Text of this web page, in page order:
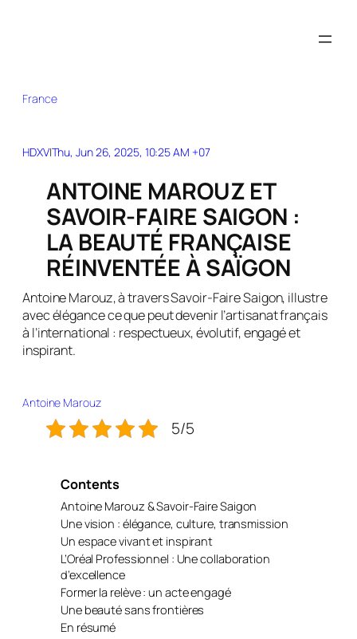
France
HDXV|Thu, Jun 26, 2025, 10:25 AM +07
ANTOINE MAROUZ ET
SAVOIR-FAIRE SAIGON :
LA BEAUTÉ FRANÇAISE
RÉINVENTÉE À SAÏGON
Antoine Marouz, à travers Savoir-Faire Saigon, illustre
avec élégance ce que peut devenir l’artisanat français
à l’international : respectueux, évolutif, engagé et
inspirant.
Antoine Marouz
5/5
Contents
Antoine Marouz & Savoir-Faire Saigon
Une vision : élégance, culture, transmission
Un espace vivant et inspirant
L’Oréal Professionnel : Une collaboration
d’excellence
Former la relève : un acte engagé
Une beauté sans frontières
En résumé